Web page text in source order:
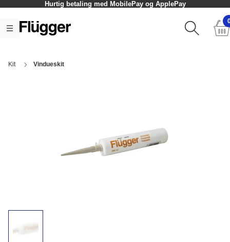
Hurtig betaling med MobilePay og ApplePay
Kit Vindueskit